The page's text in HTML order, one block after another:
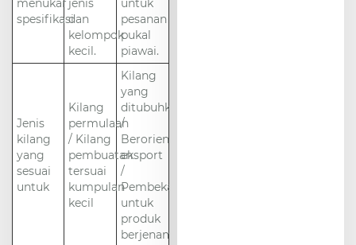
menukar
spesifikasi
jenis
dan
kelompok
kecil.
untuk
pesanan
pukal
piawai.
Jenis
kilang
yang
sesuai
untuk
Kilang
permulaan
/ Kilang
pembuatan
tersuai
kumpulan
kecil
Kilang
yang
ditubuhkan
/
Berorientasikan
eksport
/
Pembekal
untuk
produk
berjenama